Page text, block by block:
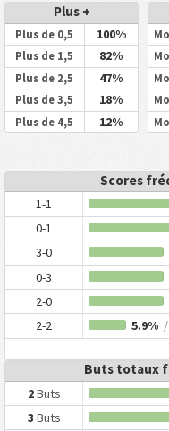
Plus +
Plus de 0,5 100%
Plus de 1,5 82%
Plus de 2,5 47%
Plus de 3,5 18%
Plus de 4,5 12%
Scores
1-1
0-1
3-0
0-3
2-0
2-2 5.9% /
Buts totaux
2Buts
3 Buts